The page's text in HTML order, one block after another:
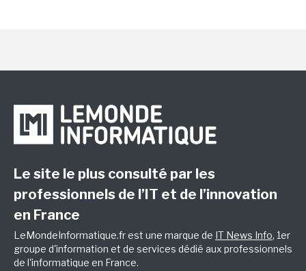
Le site le plus consulté par les
professionnels de l’IT et de l’innovation
en France
LeMondeInformatique.fr est une marque de IT News Info, 1er
groupe d'information et de services dédié aux professionnels
de l'informatique en France.